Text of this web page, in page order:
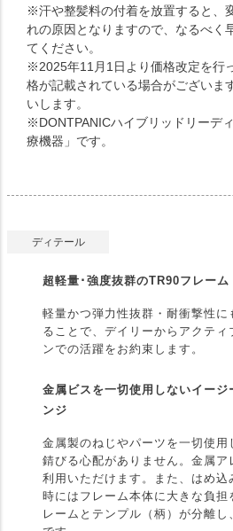
※汗や整髪料の付着を放置すると、
れの原因となりますので、なるべく
てください。
※2025年11月1日より価格改定を行
格が記載されている場合がございま
いします。
※DONTPANICハイブリッドリーデ
療機器」です。
ディテール
超軽量･強度抜群のTR90フレーム
軽量かつ弾力性抜群・耐衝撃性
ることで、デイリーからアクテ
ンでの活躍をお約束します。
金属ビスを一切使用しないイージ
ンジ
金属製のねじやパーツを一切使
錆びる心配がありません。金属
利用いただけます。また、はめ
時にはフレーム本体に大きな負
レームとテンプル（柄）が分離